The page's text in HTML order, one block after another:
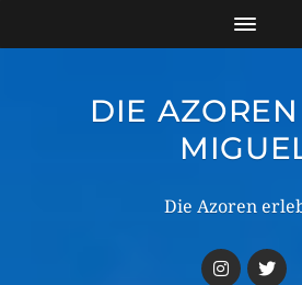
DIE
Die Azoren